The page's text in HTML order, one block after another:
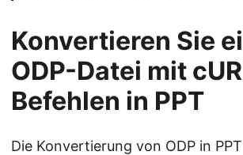
Konvertieren Sie
ODP-Datei mit
Befehlen in PPT
Die Konvertierung von ODP in